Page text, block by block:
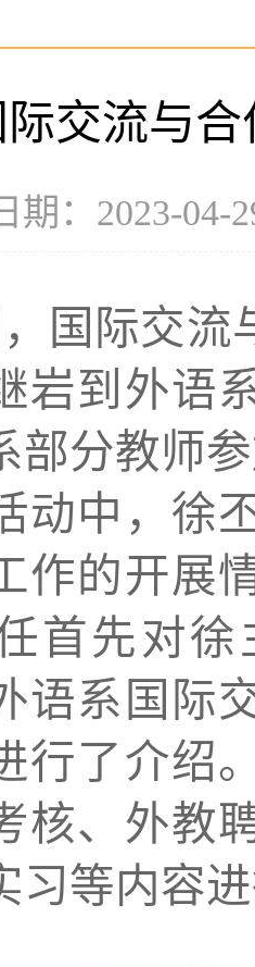
际交流与
期：2023-04-
国际交
岩到外语
部分教师
动中，徐
作的开展
首先对
语系国际
行了介绍
核、外教
习等内容